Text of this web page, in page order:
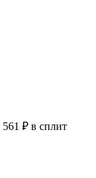
561 ₽ в сплит